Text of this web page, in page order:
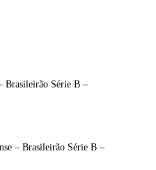
Brasileirão Série B –
– Brasileirão Série B –